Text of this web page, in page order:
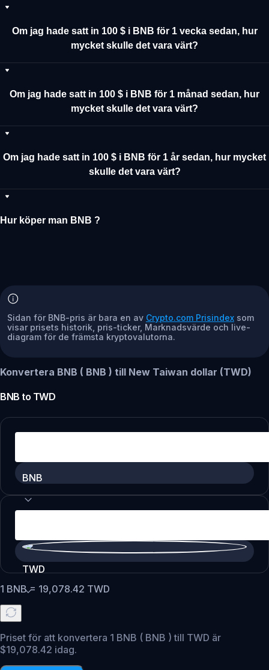
Om jag hade satt in 100 $ i BNB för 1 vecka sedan, hur
mycket skulle det vara värt?
Om jag hade satt in 100 $ i BNB för 1 månad sedan, hur
mycket skulle det vara värt?
Om jag hade satt in 100 $ i BNB för 1 år sedan, hur mycket
skulle det vara värt?
Hur köper man BNB ?
Sidan för BNB-pris är bara en av Crypto.com Prisindex som
visar prisets historik, pris-ticker, Marknadsvärde och live-
diagram för de främsta kryptovalutorna.
Konvertera BNB ( BNB ) till New Taiwan dollar (TWD)
BNB to TWD
BNB
TWD
1 BNB= 19,078.42 TWD
Priset för att konvertera 1 BNB ( BNB ) till TWD är
$19,078.42 idag.